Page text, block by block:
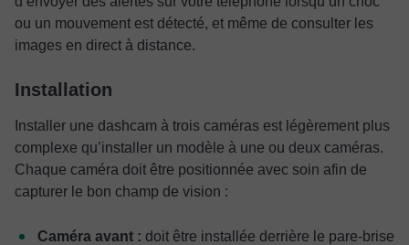
ou un mouvement est détecté, et même de consulter les
images en direct à distance.
Installation
Installer une dashcam à trois caméras est légèrement plus
complexe qu’installer un modèle à une ou deux caméras.
Chaque caméra doit être positionnée avec soin afin de
capturer le bon champ de vision :
Caméra avant : doit être installée derrière le pare-brise